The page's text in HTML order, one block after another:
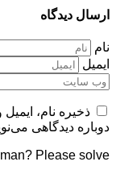
ارسال دیدگاه
نام
ایمیل
ذخیره نام،
دوباره دیدگاهی
Please solve: